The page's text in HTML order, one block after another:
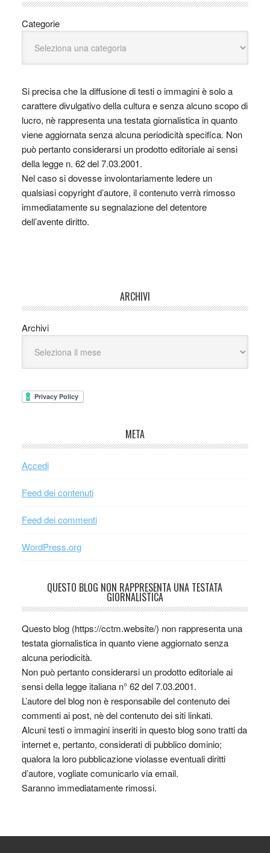
Categorie
Si precisa che la diffusione di testi o immagini è solo a
carattere divulgativo della cultura e senza alcuno scopo di
lucro, nè rappresenta una testata giornalistica in quanto
viene aggiornata senza alcuna periodicità specifica. Non
può pertanto considerarsi un prodotto editoriale ai sensi
della legge n. 62 del 7.03.2001.
Nel caso si dovesse involontariamente ledere un
qualsiasi copyright d’autore, il contenuto verrà rimosso
immediatamente su segnalazione del detentore
dell’avente diritto.
ARCHIVI
Archivi
META
Accedi
Feed dei contenuti
Feed dei commenti
WordPress.org
QUESTO BLOG NON RAPPRESENTA UNA TESTATA
GIORNALISTICA
Questo blog (https://cctm.website/) non rappresenta una
testata giornalistica in quanto viene aggiornato senza
alcuna periodicità.
Non può pertanto considerarsi un prodotto editoriale ai
sensi della legge italiana n° 62 del 7.03.2001.
L’autore del blog non è responsabile del contenuto dei
commenti ai post, nè del contenuto dei siti linkati.
Alcuni testi o immagini inseriti in questo blog sono tratti da
internet e, pertanto, considerati di pubblico dominio;
qualora la loro pubblicazione violasse eventuali diritti
d’autore, vogliate comunicarlo via email.
Saranno immediatamente rimossi.